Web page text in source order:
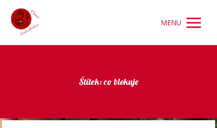
MENU
Štítek: co blokuje